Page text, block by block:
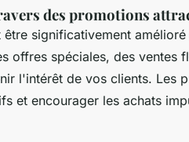
des promotions
significativement
offres spéciales, des ventes
l'intérêt de vos clients. Les
et encourager les achats